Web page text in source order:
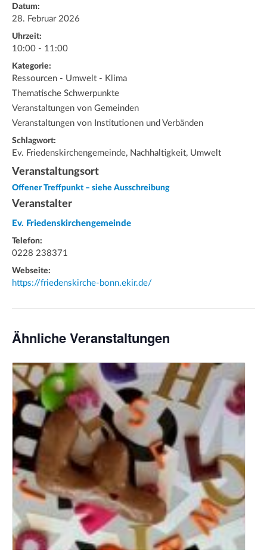
Datum:
28. Februar 2026
Uhrzeit:
10:00 - 11:00
Kategorie:
Ressourcen - Umwelt - Klima
Thematische Schwerpunkte
Veranstaltungen von Gemeinden
Veranstaltungen von Institutionen und Verbänden
Schlagwort:
Ev. Friedenskirchengemeinde, Nachhaltigkeit, Umwelt
Veranstaltungsort
Offener Treffpunkt – siehe Ausschreibung
Veranstalter
Ev. Friedenskirchengemeinde
Telefon:
0228 238371
Webseite:
https://friedenskirche-bonn.ekir.de/
Ähnliche Veranstaltungen
Bildquelle_ Pixabay Free_Christoph Meinersmann